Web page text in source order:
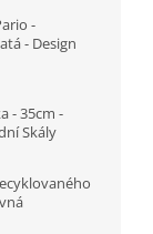
-
- Design
- 35cm -
Skály